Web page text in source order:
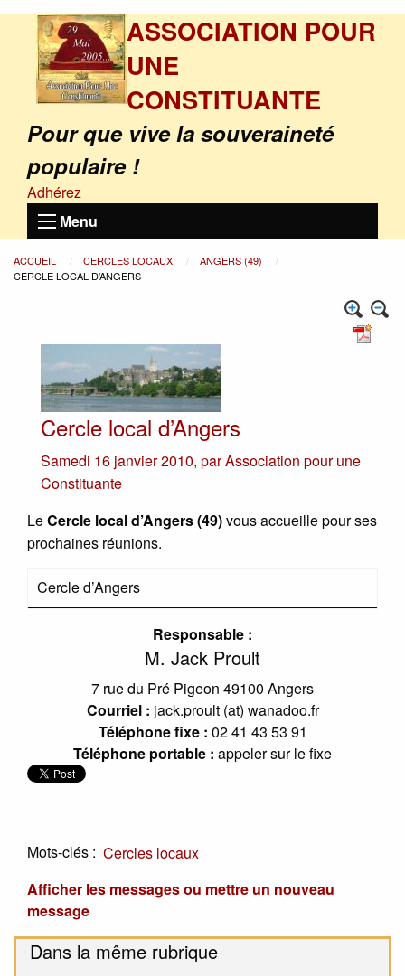
ASSOCIATION POUR
UNE
CONSTITUANTE
Pour que vive la souveraineté
populaire !
Adhérez
Menu
ACCUEIL CERCLES LOCAUX
ANGERS (49)
CERCLE LOCAL D’ANGERS
Cercle local d’Angers
Samedi 16 janvier 2010, parAssociation pour une
Constituante
LeCercle local d’Angers (49)vous accueille pour ses
prochaines réunions.
Cercle d’Angers
Responsable :
M. Jack Proult
7 rue du Pré Pigeon 49100 Angers
Courriel : jack.proult (at) wanadoo.fr
Téléphone fixe : 02 41 43 53 91
Téléphone portable : appeler sur le fixe
Mots-clés : Cercles locaux
Afficher les messages ou mettre un nouveau
message
Dans la même rubrique